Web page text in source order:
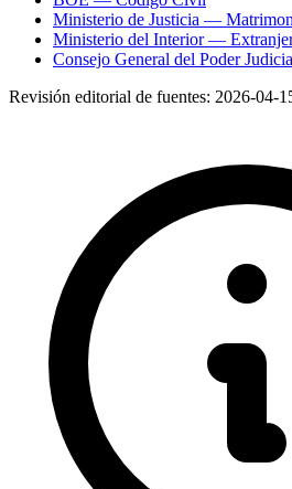
Ministerio de Justicia —
Ministerio del Interior —
Consejo General del Poder
Revisión editorial de fuentes: 2026-04-